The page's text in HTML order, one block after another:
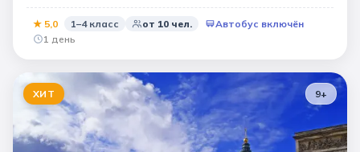
★ 5,0 1–4 класс от 10 чел.
Автобус включён
1 день
ХИТ 9+